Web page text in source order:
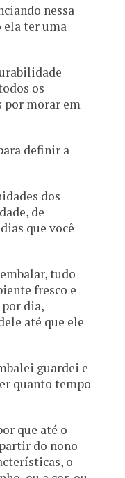
nessa
ela ter uma
os
por morar em
definir a
dos
de
que você
tudo
fresco e
dia,
até que ele
guardei e
quanto tempo
que até o
do nono
o